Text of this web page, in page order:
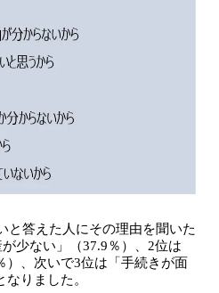
と答えた人にその理由を聞いた
少ない」（37.9％）、2位は
）、次いで3位は「手続きが面
りました。